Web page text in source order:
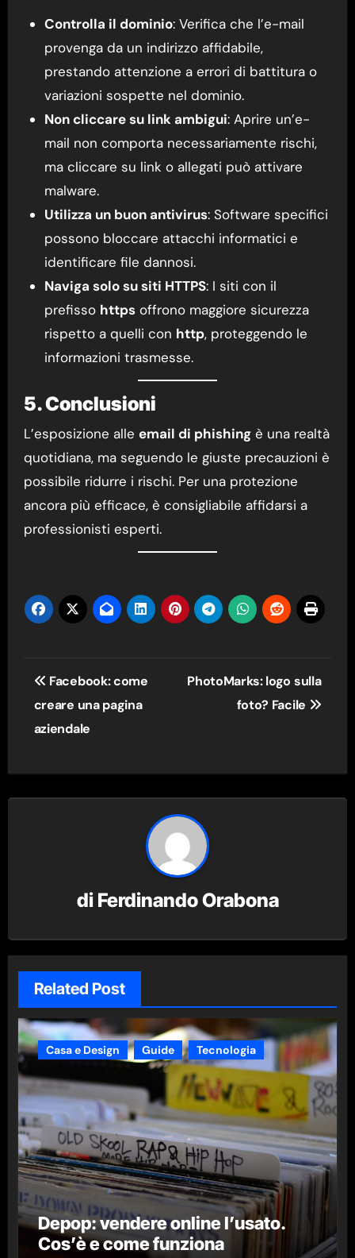
Controlla il dominio: Verifica che l’e-mail
provenga da un indirizzo affidabile,
prestando attenzione a errori di battitura o
variazioni sospette nel dominio.
Non cliccare su link ambigui: Aprire un’e-
mail non comporta necessariamente rischi,
ma cliccare su link o allegati può attivare
malware.
Utilizza un buon antivirus: Software specifici
possono bloccare attacchi informatici e
identificare file dannosi.
Naviga solo su siti HTTPS: I siti con il
prefisso httpsoffrono maggiore sicurezza
rispetto a quelli con http, proteggendo le
informazioni trasmesse.
5. Conclusioni
L’esposizione alle email di phishingè una realtà
quotidiana, ma seguendo le giuste precauzioni è
possibile ridurre i rischi. Per una protezione
ancora più efficace, è consigliabile affidarsi a
professionisti esperti.
Navigazione
articoli
Facebook: come
creare una pagina
aziendale
PhotoMarks: logo sulla
foto? Facile
di Ferdinando Orabona
Related Post
Casa e Design Guide Tecnologia
Depop: vendere online l’usato.
Cos’è e come funziona